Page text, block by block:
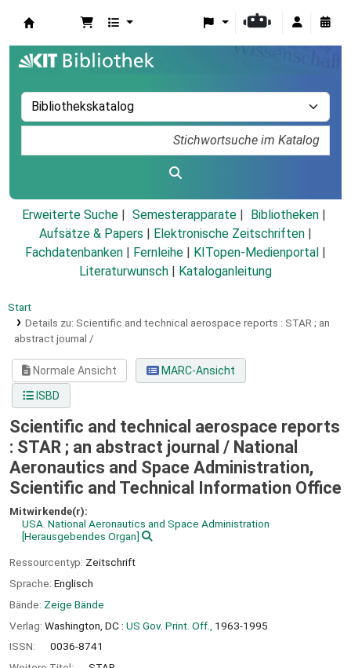
Erweiterte Suche Semesterapparate
Bibliotheken
Aufsätze & Papers
Elektronische Zeitschriften
Fachdatenbanken
Fernleihe KITopen-Medienportal
Literaturwunsch
Kataloganleitung
Start
Details zu: Scientific and technical aerospace reports : STAR ; an
abstract journal /
Normale Ansicht
MARC-Ansicht
ISBD
Scientific and technical aerospace reports
: STAR ; an abstract journal / National
Aeronautics and Space Administration,
Scientific and Technical Information Office
Mitwirkende(r):
USA. National Aeronautics and Space Administration
[Herausgebendes Organ]
Ressourcentyp: Zeitschrift
Sprache: Englisch
Bände: Zeige Bände
Verlag: Washington, DC : US Gov. Print. Off.,
1963-1995
ISSN:
0036-8741